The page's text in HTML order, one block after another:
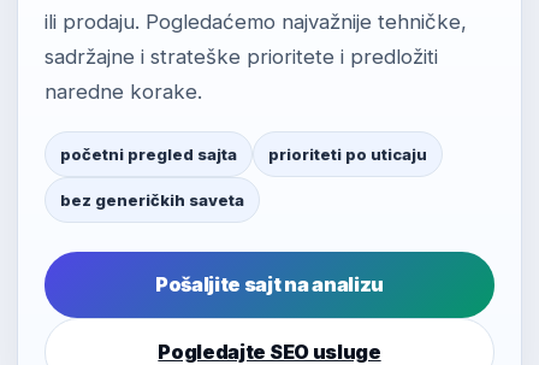
ili prodaju. Pogledaćemo najvažnije tehničke,
sadržajne i strateške prioritete i predložiti
naredne korake.
početni pregled sajta prioriteti po uticaju
bez generičkih saveta
Pošaljite sajt na analizu
Pogledajte SEO usluge